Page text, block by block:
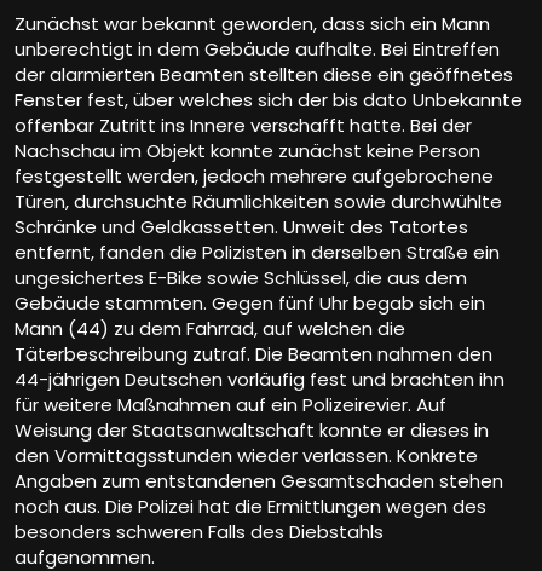
Zunächst war bekannt geworden, dass sich ein Mann
unberechtigt in dem Gebäude aufhalte. Bei Eintreffen
der alarmierten Beamten stellten diese ein geöffnetes
Fenster fest, über welches sich der bis dato Unbekannte
offenbar Zutritt ins Innere verschafft hatte. Bei der
Nachschau im Objekt konnte zunächst keine Person
festgestellt werden, jedoch mehrere aufgebrochene
Türen, durchsuchte Räumlichkeiten sowie durchwühlte
Schränke und Geldkassetten. Unweit des Tatortes
entfernt, fanden die Polizisten in derselben Straße ein
ungesichertes E-Bike sowie Schlüssel, die aus dem
Gebäude stammten. Gegen fünf Uhr begab sich ein
Mann (44) zu dem Fahrrad, auf welchen die
Täterbeschreibung zutraf. Die Beamten nahmen den
44-jährigen Deutschen vorläufig fest und brachten ihn
für weitere Maßnahmen auf ein Polizeirevier. Auf
Weisung der Staatsanwaltschaft konnte er dieses in
den Vormittagsstunden wieder verlassen. Konkrete
Angaben zum entstandenen Gesamtschaden stehen
noch aus. Die Polizei hat die Ermittlungen wegen des
besonders schweren Falls des Diebstahls
aufgenommen.